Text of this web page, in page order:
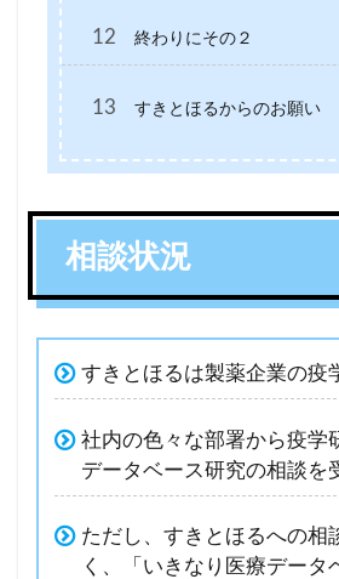
12 終わりにその２
13 すきとほるからのお願い
相談状況
すきとほるは製薬企業の疫
社内の色々な部署から疫学
データベース研究の相談を
ただし、すきとほるへの相
く、「いきなり医療データ